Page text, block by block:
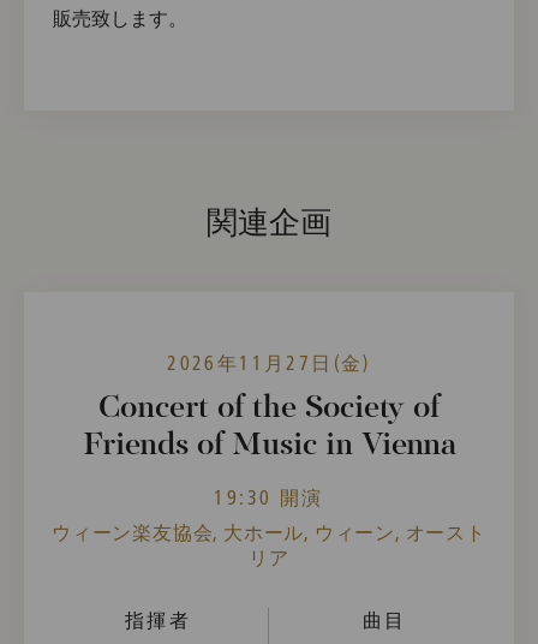
販売致します。
関連企画
2026年11月27日(金)
Concert of the Society of
Friends of Music in Vienna
19:30 開演
ウィーン楽友協会, 大ホール, ウィーン, オースト
リア
指揮者
曲目